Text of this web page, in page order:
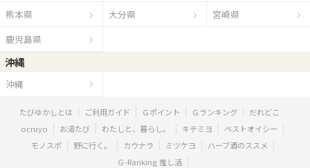
熊本県
大分県
宮崎県
鹿児島県
沖縄
沖縄
たびゆかしとは ご利用ガイド Ｇポイント Ｇランキング
だれどこ
ocruyo
お湯たび わたしと、暮らし。 キテミヨ
ベストオイシー
モノスポ
野に行く。 カウナラ ミツケヨ
ハーブ酒のススメ
Ｇ-Ranking 推し活